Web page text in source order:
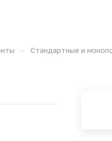
— Стандартные и